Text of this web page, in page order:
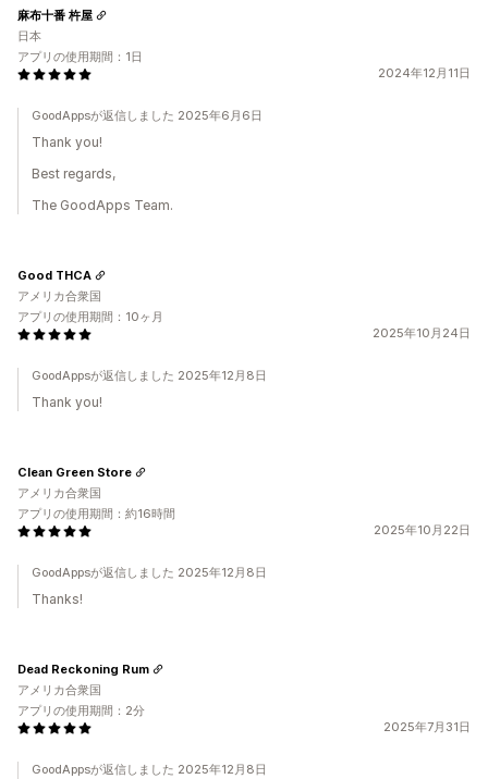
2024年12月11日
麻布十番 杵屋
日本
アプリの使用期間：1日
GoodAppsが返信しました 2025年6月6日
Thank you!
Best regards,
The GoodApps Team.
2025年10月24日
Good THCA
アメリカ合衆国
アプリの使用期間：10ヶ月
GoodAppsが返信しました 2025年12月8日
Thank you!
2025年10月22日
Clean Green Store
アメリカ合衆国
アプリの使用期間：約16時間
GoodAppsが返信しました 2025年12月8日
Thanks!
2025年7月31日
Dead Reckoning Rum
アメリカ合衆国
アプリの使用期間：2分
GoodAppsが返信しました 2025年12月8日